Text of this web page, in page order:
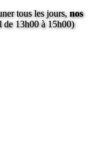
tous les jours,nos
de 13h00 à 15h00)